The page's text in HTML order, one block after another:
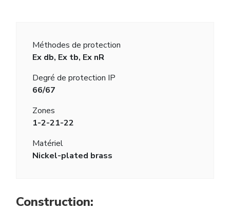
Méthodes de protection
Ex db, Ex tb, Ex nR
Degré de protection IP
66/67
Zones
1-2-21-22
Matériel
Nickel-plated brass
Construction: